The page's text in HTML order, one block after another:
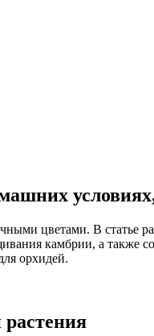
цветами. В статье
камбрии, а
орхидей.